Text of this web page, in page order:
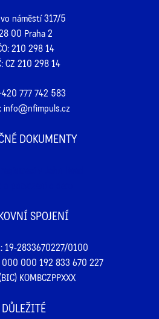
náměstí 317/5
00 Praha 2
210 298 14
CZ 210 298 14
777 742 583
info@nfimpuls.cz
DOKUMENTY
SPOJENÍ
19-2833670227/0100
000 000 192 833 670 227
KOMBCZPPXXX
DŮLEŽITÉ